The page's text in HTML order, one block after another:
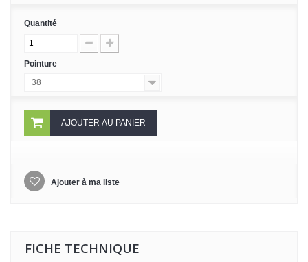
Quantité
Pointure
38
AJOUTER AU PANIER
Ajouter à ma liste
FICHE TECHNIQUE